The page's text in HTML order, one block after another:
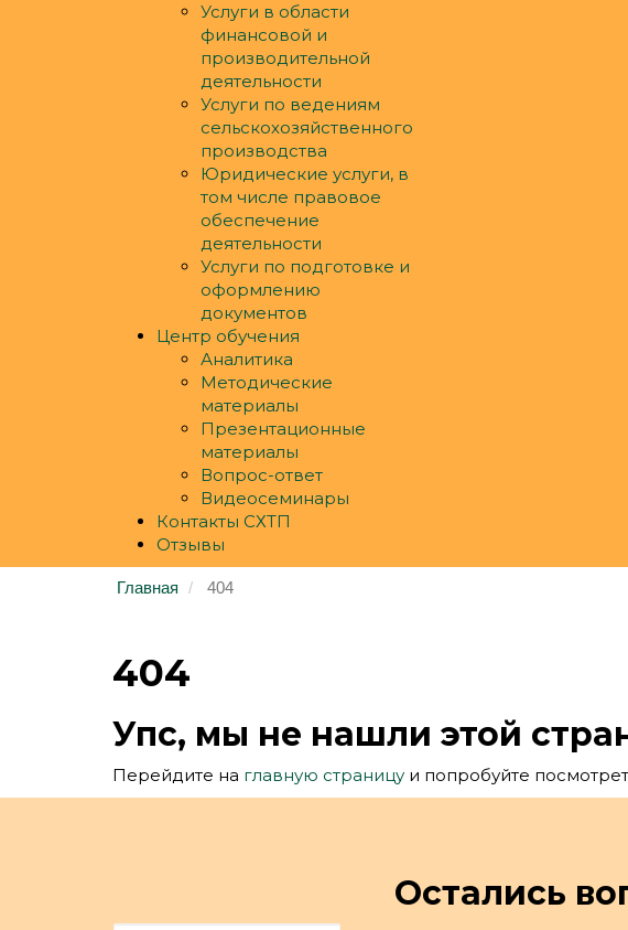
Услуги в области
финансовой и
производительной
деятельности
Услуги по ведениям
сельскохозяйственного
производства
Юридические услуги, в
том числе правовое
обеспечение
деятельности
Услуги по подготовке и
оформлению
документов
Центр обучения
Аналитика
Методические
материалы
Презентационные
материалы
Вопрос-ответ
Видеосеминары
Контакты СХТП
Отзывы
Главная 404
404
Упс, мы не нашли этой
Перейдите на главную страницу и попробуйте
Остались